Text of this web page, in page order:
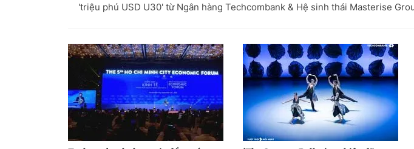
'triệu phú USD U30' từ Ngân hàng Techcombank & Hệ sinh thái Masterise